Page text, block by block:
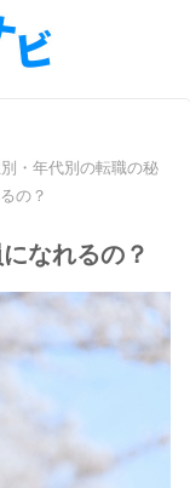
・年代別の転職の秘
の？
なれるの？